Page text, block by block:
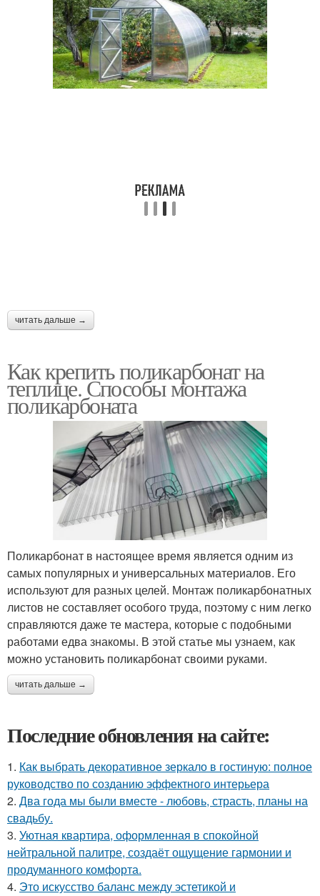
читать дальше →
Как крепить поликарбонат на
теплице. Способы монтажа
поликарбоната
Поликарбонат в настоящее время является одним из
самых популярных и универсальных материалов. Его
используют для разных целей. Монтаж поликарбонатных
листов не составляет особого труда, поэтому с ним легко
справляются даже те мастера, которые с подобными
работами едва знакомы. В этой статье мы узнаем, как
можно установить поликарбонат своими руками.
читать дальше →
Последние обновления на сайте:
1. Как выбрать декоративное зеркало в гостиную: полное
руководство по созданию эффектного интерьера
2. Два года мы были вместе - любовь, страсть, планы на
свадьбу.
3. Уютная квартира, оформленная в спокойной
нейтральной палитре, создаёт ощущение гармонии и
продуманного комфорта.
4. Это искусство баланс между эстетикой и